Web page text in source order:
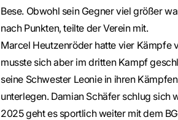
Bese. Obwohl sein Gegner viel größer
nach Punkten, teilte der Verein mit.
Marcel Heutzenröder hatte vier Kämpfe
musste sich aber im dritten Kampf
seine Schwester Leonie in ihren
unterlegen. Damian Schäfer schlug sich
2025 geht es sportlich weiter mit dem